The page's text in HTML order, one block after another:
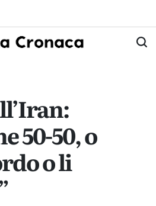
La
Cronaca
50-50, o
o li